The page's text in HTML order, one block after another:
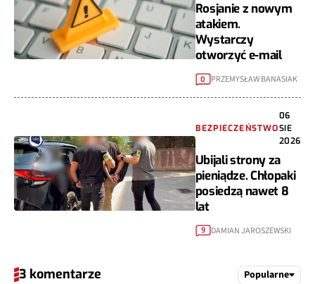
Rosjanie z nowym
atakiem.
Wystarczy
otworzyć e-mail
0 PRZEMYSŁAW BANASIAK
BEZPIECZEŃSTWO
06
SIE
2026
Ubijali strony za
pieniądze. Chłopaki
posiedzą nawet 8
lat
9 DAMIAN JAROSZEWSKI
3 komentarze Popularne